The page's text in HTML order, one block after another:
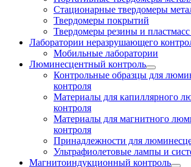
Стационарные твердомеры
Твердомеры покрытий
Твердомеры резины и
Лаборатории неразрушающего
Мобильные лаборатории
Люминесцентный контроль
Контрольные образцы для
контроля
Материалы для капиллярного
контроля
Материалы для магнитного
контроля
Принадлежности для
Ультрафиолетовые лампы и
Магнитоиндукционный контроль